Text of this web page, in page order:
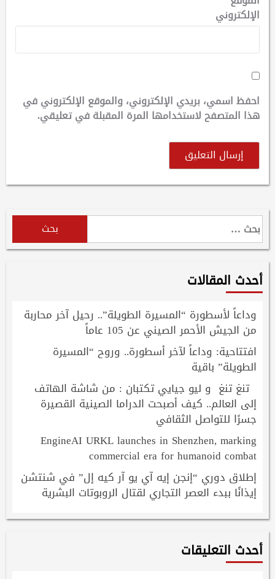
الإلكتروني
احفظ اسمي، بريدي الإلكتروني، والموقع الإلكتروني في
هذا المتصفح لاستخدامها المرة المقبلة في تعليقي.
البحث
عن:
أحدث المقالات
وداعاً لأسطورة “المسيرة الطويلة”.. رحيل آخر محاربة
من الجيش الأحمر الصيني عن 105 عاماً
افتتاحية: وداعاً لآخر أسطورة.. وروح “المسيرة
الطويلة” باقية
تنغ تنغ و ليو جيايي تكتبان : من شاشة الهاتف
إلى العالم.. كيف أصبحت الدراما الصينية القصيرة
جسرًا للتواصل الثقافي
EngineAI URKL launches in Shenzhen, marking
commercial era for humanoid combat
إطلاق دوري “إنجن إيه آي يو آر كيه إل” في شنتشن
إيذانًا ببدء العصر التجاري لقتال الروبوتات البشرية
أحدث التعليقات